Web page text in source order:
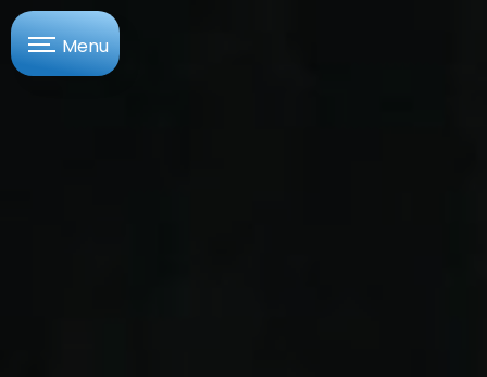
Menu
Panneau de gestion des cookies